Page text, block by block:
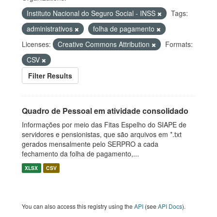
Instituto Nacional do Seguro Social - INSS
Tags:
administrativos
folha de pagamento
Licenses:
Creative Commons Attribution
Formats:
CSV
Filter Results
Quadro de Pessoal em atividade consolidado
Informações por meio das Fitas Espelho do SIAPE de
servidores e pensionistas, que são arquivos em *.txt
gerados mensalmente pelo SERPRO a cada
fechamento da folha de pagamento,...
XLSX CSV
You can also access this registry using the API (see API Docs).